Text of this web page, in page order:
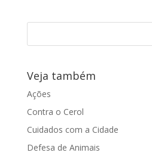
Veja também
Ações
Contra o Cerol
Cuidados com a Cidade
Defesa de Animais